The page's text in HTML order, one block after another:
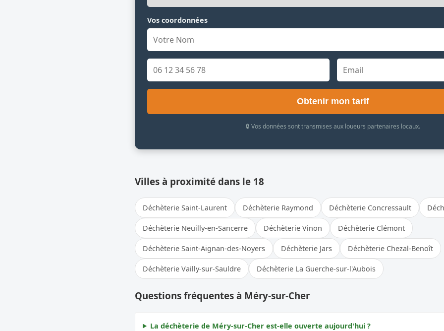
Vos coordonnées
Obtenir mon tarif
🔒 Vos données sont transmises aux loueurs partenaires locaux.
Villes à proximité dans le 18
Déchèterie Saint-Laurent Déchèterie Raymond Déchèterie Concressault
Déchèterie Neuilly-en-Sancerre Déchèterie Vinon Déchèterie Clémont
Déchèterie Saint-Aignan-des-Noyers Déchèterie Jars Déchèterie Chezal-Benoît
Déchèterie Vailly-sur-Sauldre Déchèterie La Guerche-sur-l'Aubois
Questions fréquentes à Méry-sur-Cher
La déchèterie de Méry-sur-Cher est-elle ouverte aujourd'hui ?